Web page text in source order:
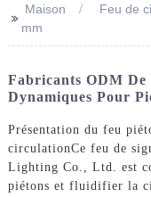
>> Maison
Feu de
mm
Fabricants ODM
Dynamiques Pour
Présentation du feu
circulationCe feu de
Lighting Co., Ltd. est
piétons et fluidifier la